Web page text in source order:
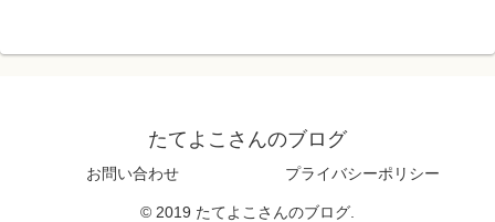
たてよこさんのブログ
お問い合わせ プライバシーポリシー
© 2019 たてよこさんのブログ.